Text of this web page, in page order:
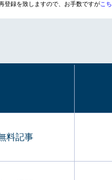
登録を致しますので、お手数ですがこ
料記事